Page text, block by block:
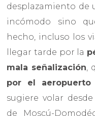
desplazamiento de
incómodo sino
hecho, incluso los
llegar tarde por la
mala señalización,
por el aeropuerto
sugiere volar
de Moscú-